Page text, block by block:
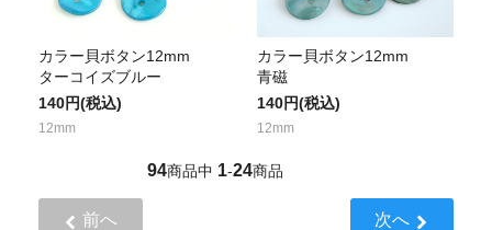
カラー貝ボタン12mm
ターコイズブルー
140円(税込)
12mm
カラー貝ボタン12mm
青磁
140円(税込)
12mm
94商品中 1-24商品
前へ 次へ